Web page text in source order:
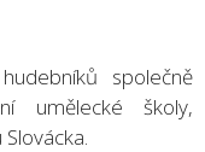
společně
umělecké školy,